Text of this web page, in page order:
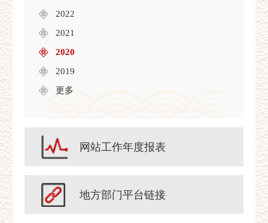
2022
2021
2020
2019
更多
网站工作年度报表
地方部门平台链接